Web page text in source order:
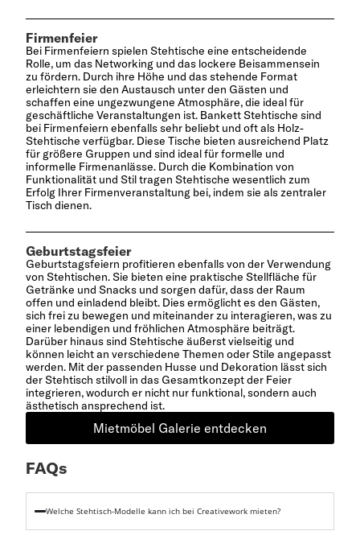
Firmenfeier
Bei Firmenfeiern spielen Stehtische eine entscheidende
Rolle, um das Networking und das lockere Beisammensein
zu fördern. Durch ihre Höhe und das stehende Format
erleichtern sie den Austausch unter den Gästen und
schaffen eine ungezwungene Atmosphäre, die ideal für
geschäftliche Veranstaltungen ist. Bankett Stehtische sind
bei Firmenfeiern ebenfalls sehr beliebt und oft als Holz-
Stehtische verfügbar. Diese Tische bieten ausreichend Platz
für größere Gruppen und sind ideal für formelle und
informelle Firmenanlässe. Durch die Kombination von
Funktionalität und Stil tragen Stehtische wesentlich zum
Erfolg Ihrer Firmenveranstaltung bei, indem sie als zentraler
Tisch dienen.
Geburtstagsfeier
Geburtstagsfeiern profitieren ebenfalls von der Verwendung
von Stehtischen. Sie bieten eine praktische Stellfläche für
Getränke und Snacks und sorgen dafür, dass der Raum
offen und einladend bleibt. Dies ermöglicht es den Gästen,
sich frei zu bewegen und miteinander zu interagieren, was zu
einer lebendigen und fröhlichen Atmosphäre beiträgt.
Darüber hinaus sind Stehtische äußerst vielseitig und
können leicht an verschiedene Themen oder Stile angepasst
werden. Mit der passenden Husse und Dekoration lässt sich
der Stehtisch stilvoll in das Gesamtkonzept der Feier
integrieren, wodurch er nicht nur funktional, sondern auch
ästhetisch ansprechend ist.
Mietmöbel Galerie entdecken
FAQs
Welche Stehtisch-Modelle kann ich bei Creativework mieten?